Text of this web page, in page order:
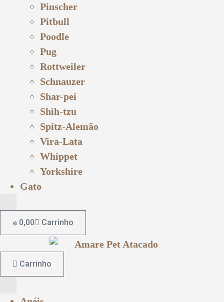
Pinscher
Pitbull
Poodle
Pug
Rottweiler
Schnauzer
Shar-pei
Shih-tzu
Spitz-Alemão
Vira-Lata
Whippet
Yorkshire
Gato
R$ 0,00 Carrinho
Carrinho